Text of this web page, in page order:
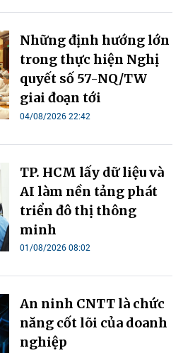
Những định hướng lớn
trong thực hiện Nghị
quyết số 57-NQ/TW
giai đoạn tới
04/08/2026 22:42
TP. HCM lấy dữ liệu và
AI làm nền tảng phát
triển đô thị thông
minh
01/08/2026 08:02
An ninh CNTT là chức
năng cốt lõi của doanh
nghiệp